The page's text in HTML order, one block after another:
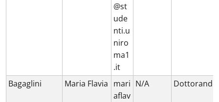
@st
ude
nti.u
niro
ma1
.it
Bagaglini Maria Flavia mari
aflav
N/A Dottorando